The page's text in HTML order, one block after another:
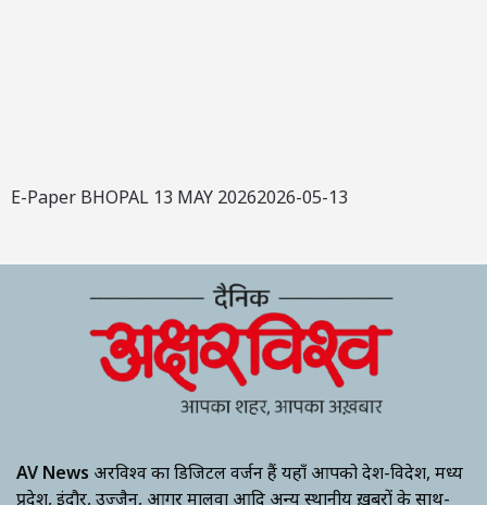
E-Paper BHOPAL 13 MAY 20262026-05-13
AV News अक्षरविश्व का डिजिटल वर्जन हैं यहाँ आपको देश-विदेश, मध्य
प्रदेश, इंदौर, उज्जैन, आगर मालवा आदि अन्य स्थानीय ख़बरों के साथ-